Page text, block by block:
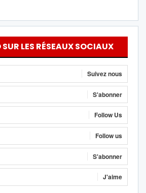
LES RÉSEAUX SOCIAUX
Suivez nous
S'abonner
Follow Us
Follow us
S'abonner
J'aime